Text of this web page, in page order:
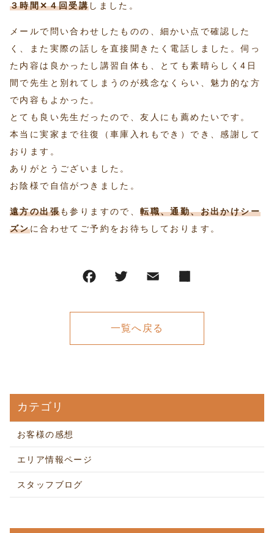
３時間✕４回受講しました。
メールで問い合わせしたものの、細かい点で確認した
く、また実際の話しを直接聞きたく電話しました。伺っ
た内容は良かったし講習自体も、とても素晴らしく4日
間で先生と別れてしまうのが残念なくらい、魅力的な方
で内容もよかった。
とても良い先生だったので、友人にも薦めたいです。
本当に実家まで往復（車庫入れもでき）でき、感謝して
おります。
ありがとうございました。
お陰様で自信がつきました。
遠方の出張も参りますので、転職、通勤、お出かけシー
ズンに合わせてご予約をお待ちしております。
一覧へ戻る
カテゴリ
お客様の感想
エリア情報ページ
スタッフブログ